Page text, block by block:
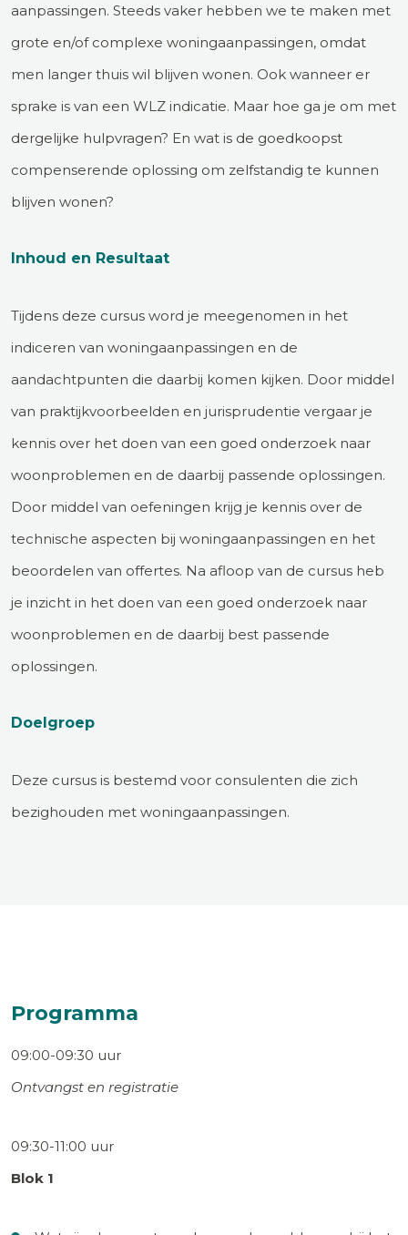
aanpassingen. Steeds vaker hebben we te maken met
grote en/of complexe woningaanpassingen, omdat
men langer thuis wil blijven wonen. Ook wanneer er
sprake is van een WLZ indicatie. Maar hoe ga je om met
dergelijke hulpvragen? En wat is de goedkoopst
compenserende oplossing om zelfstandig te kunnen
blijven wonen?
Inhoud en Resultaat
Tijdens deze cursus word je meegenomen in het
indiceren van woningaanpassingen en de
aandachtpunten die daarbij komen kijken. Door middel
van praktijkvoorbeelden en jurisprudentie vergaar je
kennis over het doen van een goed onderzoek naar
woonproblemen en de daarbij passende oplossingen.
Door middel van oefeningen krijg je kennis over de
technische aspecten bij woningaanpassingen en het
beoordelen van offertes. Na afloop van de cursus heb
je inzicht in het doen van een goed onderzoek naar
woonproblemen en de daarbij best passende
oplossingen.
Doelgroep
Deze cursus is bestemd voor consulenten die zich
bezighouden met woningaanpassingen.
Programma
09:00-09:30 uur
Ontvangst en registratie
09:30-11:00 uur
Blok 1